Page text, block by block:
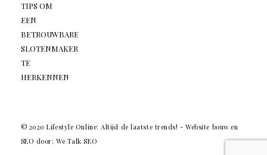
TIPS OM
EEN
BETROUWBARE
SLOTENMAKER
TE
HERKENNEN
© 2020 Lifestyle Online: Altijd de laatste trends! -Website bouw en
SEO door: We Talk SEO